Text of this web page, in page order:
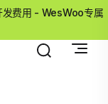
费用 - WesWoo专属